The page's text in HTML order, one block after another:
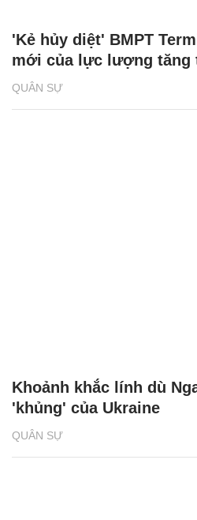
QUÂN SỰ
'Kẻ hủy diệt' BMPT
mới của lực lượng tăng
QUÂN SỰ
Khoảnh khắc lính dù
'khủng' của Ukraine